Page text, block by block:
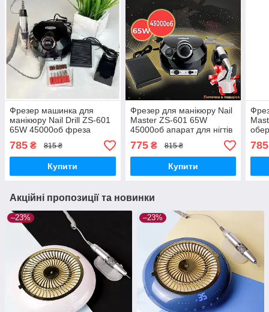
Фрезер машинка для
манікюру Nail Drill ZS-601
65W 45000об фреза
манікюрна апарат для
нігтів шліфування лаку
насадки фрези
785 ₴ 815 ₴
Купити
Фрезер для манікюру Nail
Master ZS-601 65W
45000об апарат для нігтів
машинка для шліфування
лаку насадки фрези
775₴ 815 ₴
Купити
785
Акційні пропозиції та новинки
–23% –23%